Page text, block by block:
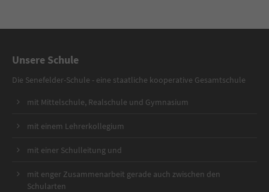
Unsere Schule
Die Senefelder-Schule - eine staatliche kooperative Gesamtschule
mit Mittelschule, Realschule und Gymnasium
mit einem Lehrerkollegium
mit einer Schulleitung und
mit enger Zusammenarbeit gerade auch zwischen den
Schularten